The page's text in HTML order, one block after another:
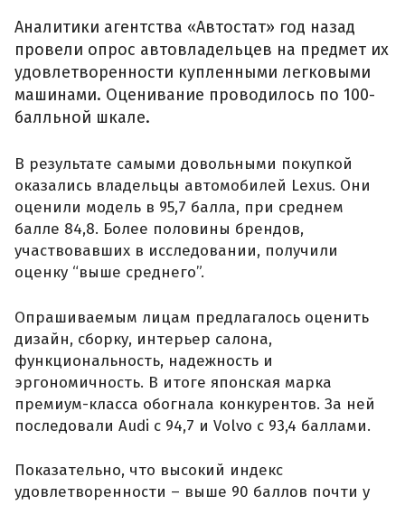
Аналитики агентства «Автостат» год назад
провели опрос автовладельцев на предмет их
удовлетворенности купленными легковыми
машинами. Оценивание проводилось по 100-
балльной шкале.
В результате самыми довольными покупкой
оказались владельцы автомобилей Lexus. Они
оценили модель в 95,7 балла, при среднем
балле 84,8. Более половины брендов,
участвовавших в исследовании, получили
оценку “выше среднего”.
Опрашиваемым лицам предлагалось оценить
дизайн, сборку, интерьер салона,
функциональность, надежность и
эргономичность. В итоге японская марка
премиум-класса обогнала конкурентов. За ней
последовали Audi с 94,7 и Volvo с 93,4 баллами.
Показательно, что высокий индекс
удовлетворенности – выше 90 баллов почти у